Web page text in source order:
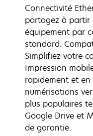
Connectivité
partagez à partir
équipement par
standard.
Simplifiez votre
Impression
rapidement et
numérisations
plus populaires
Google Drive et
de garantie.